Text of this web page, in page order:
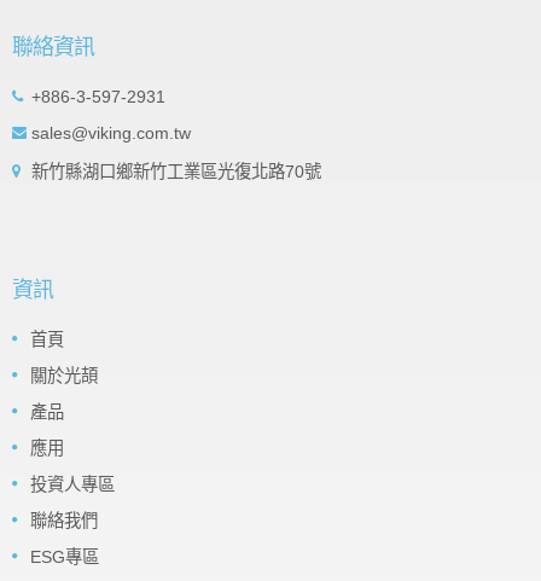
聯絡資訊
+886-3-597-2931
sales@viking.com.tw
新竹縣湖口鄉新竹工業區光復北路70號
資訊
首頁
關於光頡
產品
應用
投資人專區
聯絡我們
ESG專區